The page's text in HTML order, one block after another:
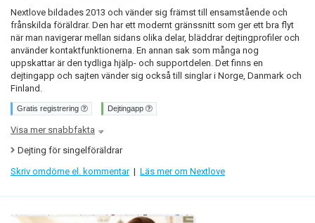
Nextlove bildades 2013 och vänder sig främst till ensamstående och
frånskilda föräldrar. Den har ett modernt gränssnitt som ger ett bra flyt
när man navigerar mellan sidans olika delar, bläddrar dejtingprofiler och
använder kontaktfunktionerna. En annan sak som många nog
uppskattar är den tydliga hjälp- och supportdelen. Det finns en
dejtingapp och sajten vänder sig också till singlar i Norge, Danmark och
Finland.
Gratis registrering Dejtingapp
Visa mer snabbfakta
Dejting för singelföräldrar
Skriv omdöme el. kommentar | Läs mer om Nextlove